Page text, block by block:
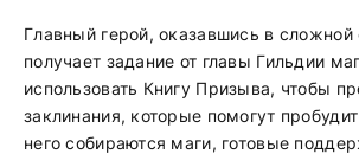
Главный герой, оказавшись в сложной
получает задание от главы Гильдии
использовать Книгу Призыва, чтобы
заклинания, которые помогут
него собираются маги, готовые